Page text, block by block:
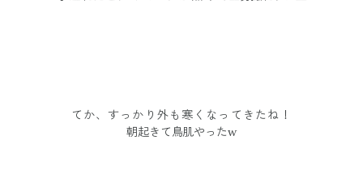
てか、すっかり外も寒くなってきたね！
朝起きて鳥肌やったw